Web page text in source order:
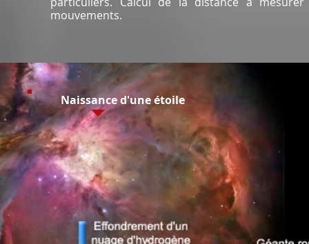
mouvements.
Naissance d'une étoile